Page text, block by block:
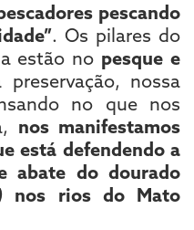
pescando
. Os pilares do
estão no pesque e
nossa
no que nos
nos manifestamos
está defendendo a
abate do dourado
nos rios do Mato